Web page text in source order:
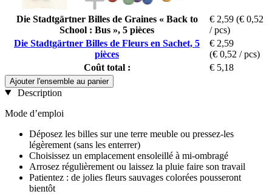
Die Stadtgärtner Billes de Graines « Back to
School : Bus », 5 pièces
€ 2,59 (€ 0,52
/ pcs)
Die Stadtgärtner Billes de Fleurs en Sachet, 5
pièces
€ 2,59
(€ 0,52 / pcs)
Coût total :
€ 5,18
Ajouter l'ensemble au panier
Description
Mode d’emploi
Déposez les billes sur une terre meuble ou pressez-les
légèrement (sans les enterrer)
Choisissez un emplacement ensoleillé à mi-ombragé
Arrosez régulièrement ou laissez la pluie faire son travail
Patientez : de jolies fleurs sauvages colorées pousseront
bientôt